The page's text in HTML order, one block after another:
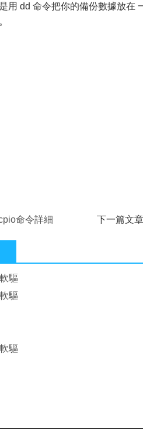
用 dd 命令把你的備份數據放在
命令詳細
下一篇文
驅
驅
驅